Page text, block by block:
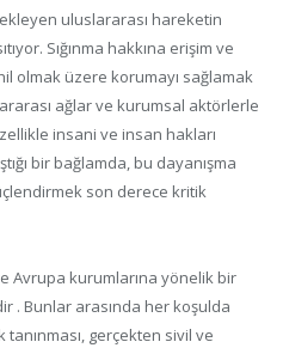
uluslararası hareketin
Sığınma hakkına erişim ve
olmak üzere korumayı sağlamak
ağlar ve kurumsal aktörlerle
insani ve insan hakları
bir bağlamda, bu dayanışma
son derece kritik
Avrupa kurumlarına yönelik bir
. Bunlar arasında her koşulda
gerçekten sivil ve